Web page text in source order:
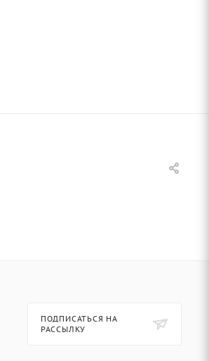
ПОДПИСАТЬСЯ НА
РАССЫЛКУ